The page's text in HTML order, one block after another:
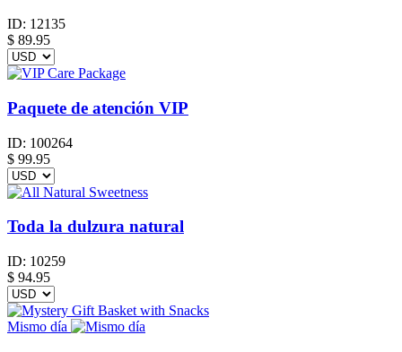
ID: 12135
$ 89.95
Paquete de atención VIP
ID: 100264
$ 99.95
Toda la dulzura natural
ID: 10259
$ 94.95
Mismo día